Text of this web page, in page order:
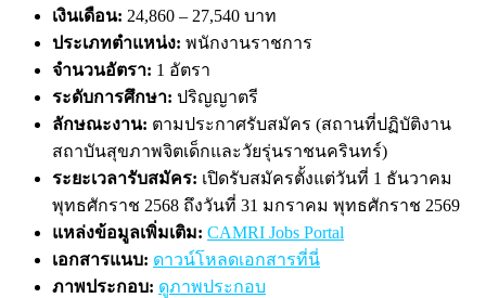
เงินเดือน: 24,860 – 27,540 บาท
ประเภทตำแหน่ง: พนักงานราชการ
จำนวนอัตรา: 1 อัตรา
ระดับการศึกษา: ปริญญาตรี
ลักษณะงาน: ตามประกาศรับสมัคร (สถานที่ปฏิบัติงาน
สถาบันสุขภาพจิตเด็กและวัยรุ่นราชนครินทร์)
ระยะเวลารับสมัคร: เปิดรับสมัครตั้งแต่วันที่ 1 ธันวาคม
พุทธศักราช 2568 ถึงวันที่ 31 มกราคม พุทธศักราช 2569
แหล่งข้อมูลเพิ่มเติม: CAMRI Jobs Portal
เอกสารแนบ: ดาวน์โหลดเอกสารที่นี่
ภาพประกอบ: ดูภาพประกอบ